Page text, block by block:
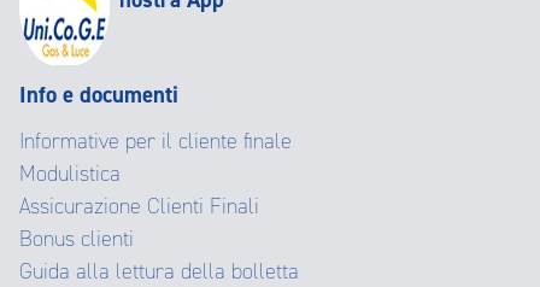
Info e documenti
Informative per il cliente finale
Modulistica
Assicurazione Clienti Finali
Bonus clienti
Guida alla lettura della bolletta